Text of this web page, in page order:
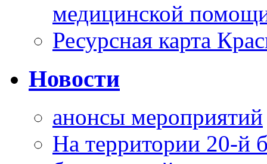
медицинской
Ресурсная карта
Новости
анонсы мероприятий
На территории 20-й